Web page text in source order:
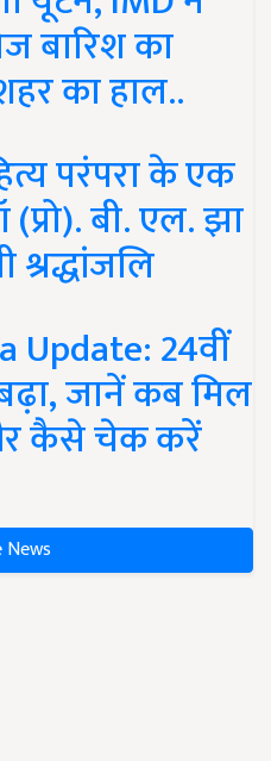
बारिश का
का हाल..
परंपरा के एक
बी. एल. झा
श्रद्धांजलि
Update: 24वीं
जानें कब मिल
कैसे चेक करें